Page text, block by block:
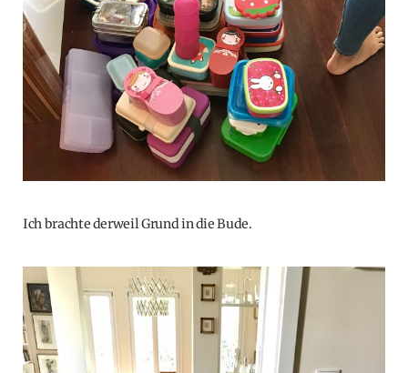
Ich brachte derweil Grund in die Bude.